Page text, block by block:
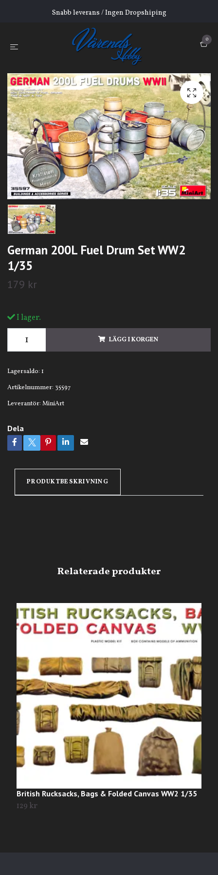
Snabb leverans / Ingen Dropshiping
0
German 200L Fuel Drum Set WW2
1/35
179 kr
I lager.
LÄGG I KORGEN
Lagersaldo: 1
Artikelnummer: 35597
Leverantör: MiniArt
Dela
PRODUKTBESKRIVNING
British Rucksacks, Bags & Folded Canvas WW2 1/35
129 kr